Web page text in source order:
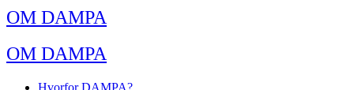
OM DAMPA
OM DAMPA